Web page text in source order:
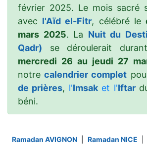
février 2025. Le mois sacré
avec l'Aïd el-Fitr, célébré le
mars 2025. La Nuit du
Qadr) se déroulerait
mercredi 26 au jeudi 27
notrecalendrier complet
de prières, l'Imsaket l'Iftar
béni.
Ramadan AVIGNON Ramadan NICE